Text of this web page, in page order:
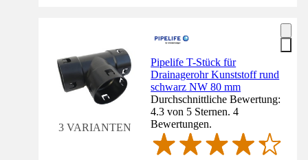
3 VARIANTEN
Pipelife T-Stück für
Drainagerohr Kunststoff rund
schwarz NW 80 mm
Durchschnittliche Bewertung:
4.3 von 5 Sternen. 4
Bewertungen.